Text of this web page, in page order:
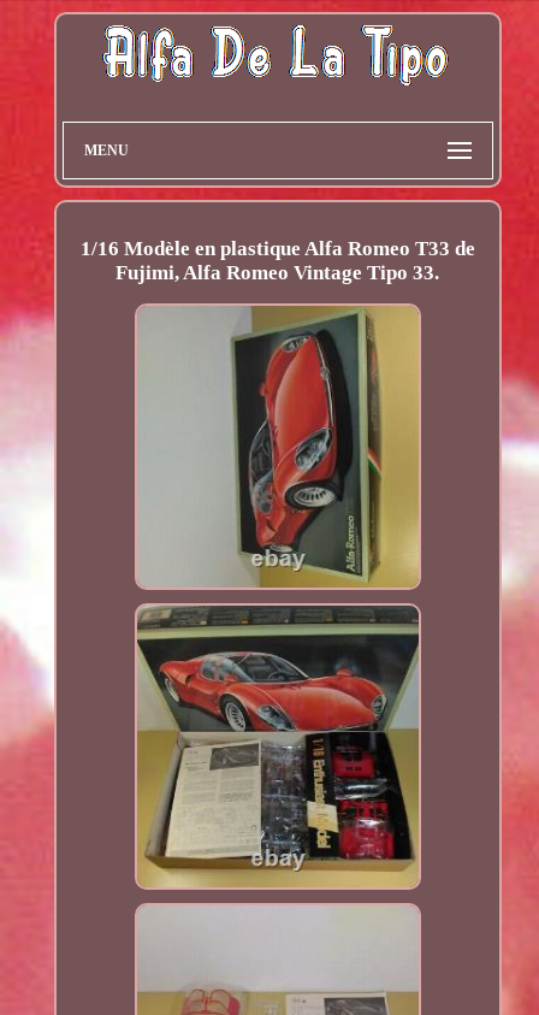
MENU
1/16 Modèle en plastique Alfa Romeo T33 de
Fujimi, Alfa Romeo Vintage Tipo 33.